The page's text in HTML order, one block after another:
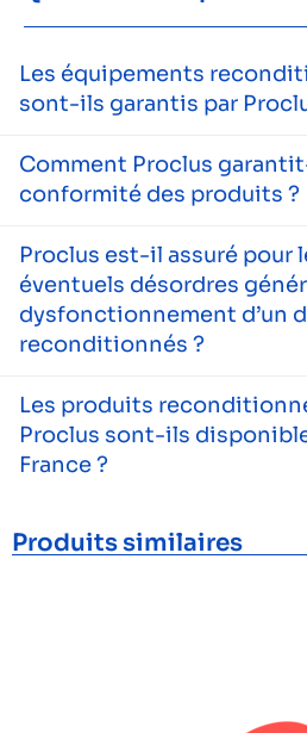
Les équipements
sont-ils garantis par
Comment Proclus
conformité des produits ?
Proclus est-il assuré pour
éventuels désordres
dysfonctionnement d’un
reconditionnés ?
Les produits
Proclus sont-ils
France ?
Produits similaires